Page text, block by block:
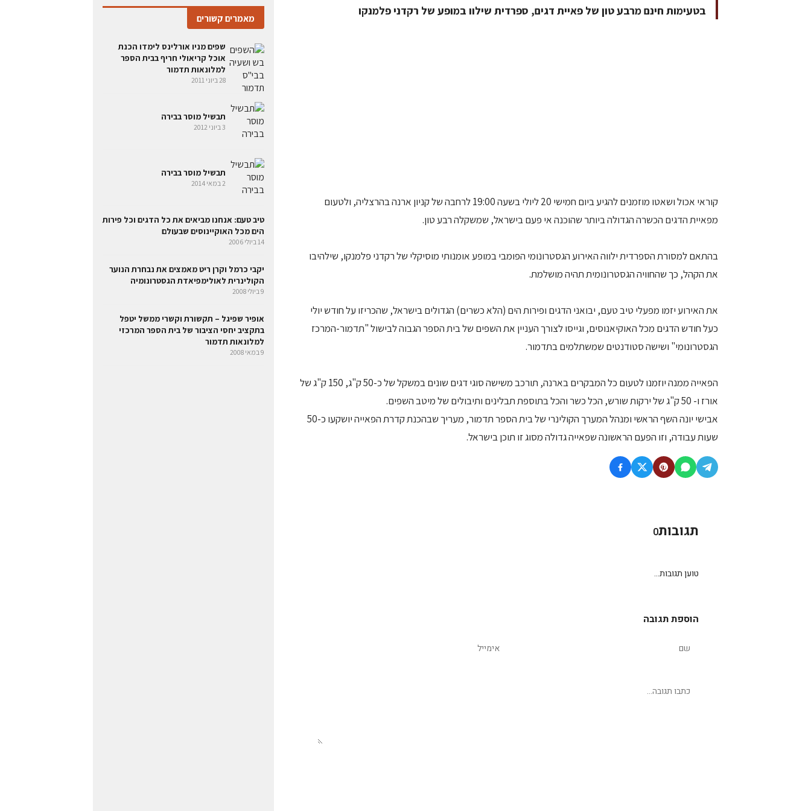
בטעימות חינם מרבע טון של פאיית דגים, ספרדית שילוו במופע של רקדני פלמנקו
קוראי אכול ושאטו מוזמנים להגיע ביום חמישי 20 ליולי בשעה 19:00 לרחבה של קניון ארנה בהרצליה, ולטעום
מפאיית הדגים הכשרה הגדולה ביותר שהוכנה אי פעם בישראל, שמשקלה רבע טון.
בהתאם למסורת הספרדית ילווה האירוע הגסטרונומי הפומבי במופע אומנותי מוסיקלי של רקדני פלמנקו, שילהיבו
את הקהל, כך שהחוויה הגסטרונומית תהיה מושלמת.
את האירוע יזמו מפעלי טיב טעם, יבואני הדגים ופירות הים (הלא כשרים) הגדולים בישראל, שהכריזו על חודש יולי
כעל חודש הדגים מכל האוקיאנוסים, וגייסו לצורך העניין את השפים של בית הספר הגבוה לבישול "תדמור-המרכז
הגסטרונומי" ושישה סטודנטים שמשתלמים בתדמור.
הפאייה ממנה יוזמנו לטעום כל המבקרים בארנה, תורכב משישה סוגי דגים שונים במשקל של כ-50 ק"ג, 150 ק"ג של
אורז ו- 50 ק"ג של ירקות שורש, הכל כשר והכל בתוספת תבלינים ותיבולים של מיטב השפים.
אבישי יונה השף הראשי ומנהל המערך הקולינרי של בית הספר תדמור, מעריך שבהכנת קדרת הפאייה יושקעו כ-50
שעות עבודה, וזו הפעם הראשונה שפאייה גדולה מסוג זו תוכן בישראל.
תגובות0
טוען תגובות...
הוספת תגובה
מאמרים קשורים
שפים מניו אורלינס לימדו הכנת
אוכל קריאולי חריף בבית הספר
למלונאות תדמור
28 ביוני 2011
תבשיל מוסר בבירה
3 ביוני 2012
תבשיל מוסר בבירה
2 במאי 2014
טיב טעם: אנחנו מביאים את כל הדגים וכל פירות
הים מכל האוקיינוסים שבעולם
14 ביולי 2006
יקבי כרמל וקרן ריט מאמצים את נבחרת הנוער
הקולינרית לאולימפיאדת הגסטרונומיה
9 ביולי 2008
אופיר שפיגל – תקשורת וקשרי ממשל יטפל
בתקציב יחסי הציבור של בית הספר המרכזי
למלונאות תדמור
9 במאי 2008